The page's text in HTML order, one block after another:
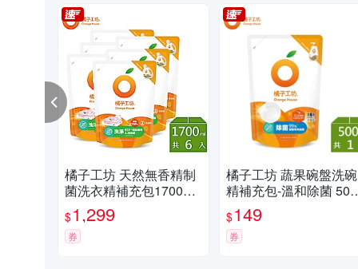
橘子工坊 天然無香精制
菌洗衣精補充包1700ml
x6包-洗淨病毒升級版
$1,299
券
橘子工坊 蔬果碗盤洗碗
精補充包-溫和除菌 500
ml
$149
券